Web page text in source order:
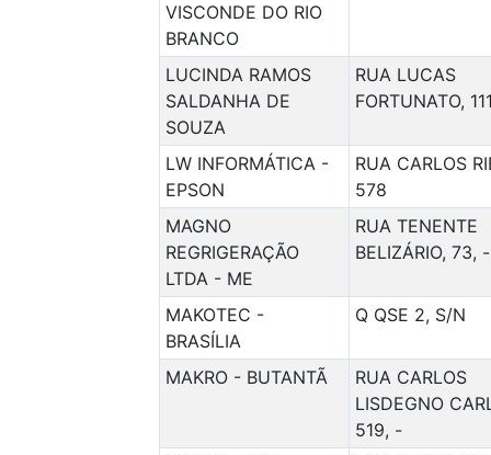
VISCONDE DO RIO
BRANCO
LUCINDA RAMOS
SALDANHA DE
SOUZA
RUA LUCAS
FORTUNATO,
LW INFORMÁTICA -
EPSON
RUA CARLOS
578
MAGNO
REGRIGERAÇÃO
LTDA - ME
RUA TENENTE
BELIZÁRIO, 73, -
MAKOTEC -
BRASÍLIA
Q QSE 2, S/N
MAKRO - BUTANTÃ
RUA CARLOS
LISDEGNO
519, -